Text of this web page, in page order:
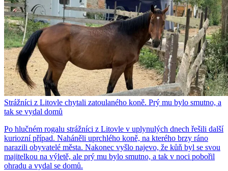
Strážníci z Litovle chytali zatoulaného koně. Prý mu bylo smutno, a
tak se vydal domů
Po hlučném rogalu strážníci z Litovle v uplynulých dnech řešili další
kuriozní případ. Naháněli uprchlého koně, na kterého brzy ráno
narazili obyvatelé města. Nakonec vyšlo najevo, že kůň byl se svou
majitelkou na výletě, ale prý mu bylo smutno, a tak v noci pobořil
ohradu a vydal se domů.